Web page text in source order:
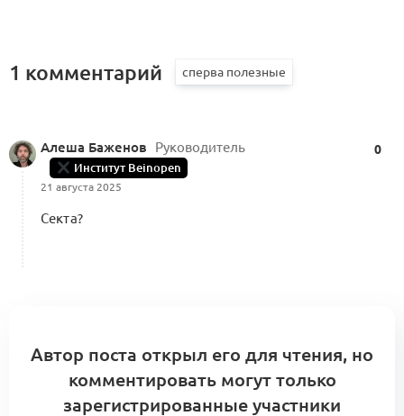
1 комментарий
Алеша Баженов Руководитель
Институт Beinopen
21 августа 2025
0
Секта?
Автор поста открыл его для чтения, но
комментировать могут только
зарегистрированные участники